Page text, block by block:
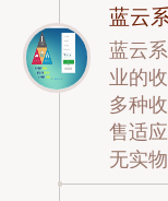
蓝云
蓝云
业的
多种
售适
无实